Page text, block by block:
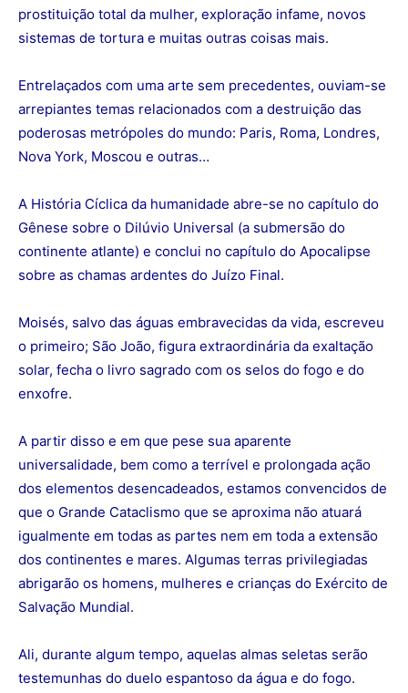
prostituição total da mulher, exploração infame, novos
sistemas de tortura e muitas outras coisas mais.
Entrelaçados com uma arte sem precedentes, ouviam-se
arrepiantes temas relacionados com a destruição das
poderosas metrópoles do mundo: Paris, Roma, Londres,
Nova York, Moscou e outras…
A História Cíclica da humanidade abre-se no capítulo do
Gênese sobre o Dilúvio Universal (a submersão do
continente atlante) e conclui no capítulo do Apocalipse
sobre as chamas ardentes do Juízo Final.
Moisés, salvo das águas embravecidas da vida, escreveu
o primeiro; São João, figura extraordinária da exaltação
solar, fecha o livro sagrado com os selos do fogo e do
enxofre.
A partir disso e em que pese sua aparente
universalidade, bem como a terrível e prolongada ação
dos elementos desencadeados, estamos convencidos de
que o Grande Cataclismo que se aproxima não atuará
igualmente em todas as partes nem em toda a extensão
dos continentes e mares. Algumas terras privilegiadas
abrigarão os homens, mulheres e crianças do Exército de
Salvação Mundial.
Ali, durante algum tempo, aquelas almas seletas serão
testemunhas do duelo espantoso da água e do fogo.